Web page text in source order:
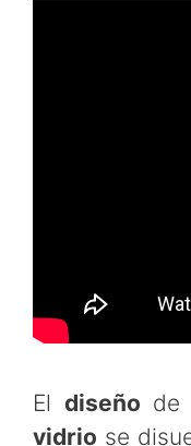
El diseño de
vidrio se